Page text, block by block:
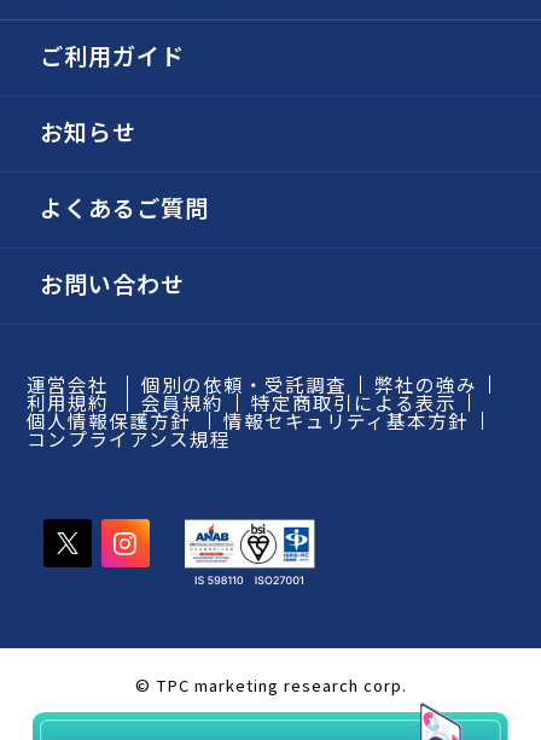
ご利用ガイド
お知らせ
よくあるご質問
お問い合わせ
運営会社 個別の依頼・受託調査 弊社の強み
利用規約 会員規約 特定商取引による表示
個人情報保護方針 情報セキュリティ基本方針
コンプライアンス規程
© TPC marketing research corp.